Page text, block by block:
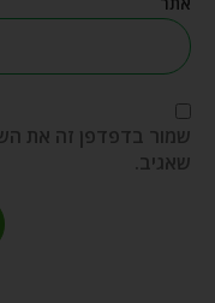
שמור בדפדפן זה את
שאגיב.